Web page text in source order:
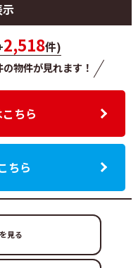
2,518件)
の物件が見れます！
ちら
ちら
見る